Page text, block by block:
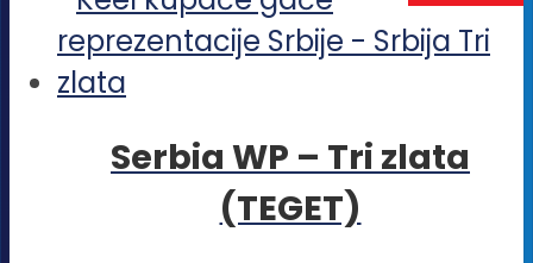
Serbia WP – Tri zlata
(TEGET)